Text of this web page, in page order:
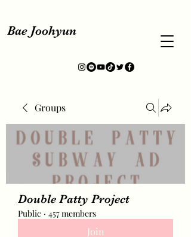
Bae Joohyun
Groups
Double Patty Project
Public · 457 members
Join